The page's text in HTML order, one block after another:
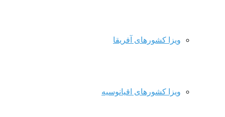
ویزا کشورهای آفریقا
ویزا کشورهای اقیانوسیه